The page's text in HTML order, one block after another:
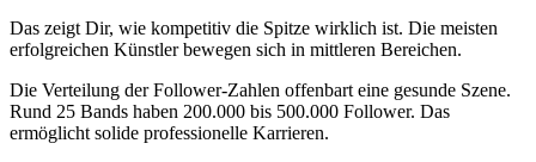
Das zeigt Dir, wie kompetitiv die Spitze wirklich ist. Die meisten
erfolgreichen Künstler bewegen sich in mittleren Bereichen.
Die Verteilung der Follower-Zahlen offenbart eine gesunde Szene.
Rund 25 Bands haben 200.000 bis 500.000 Follower. Das
ermöglicht solide professionelle Karrieren.